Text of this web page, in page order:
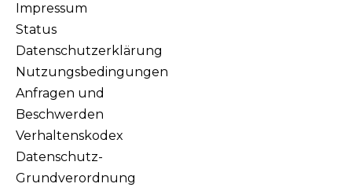
Impressum
Status
Datenschutzerklärung
Nutzungsbedingungen
Anfragen und
Beschwerden
Verhaltenskodex
Datenschutz-
Grundverordnung